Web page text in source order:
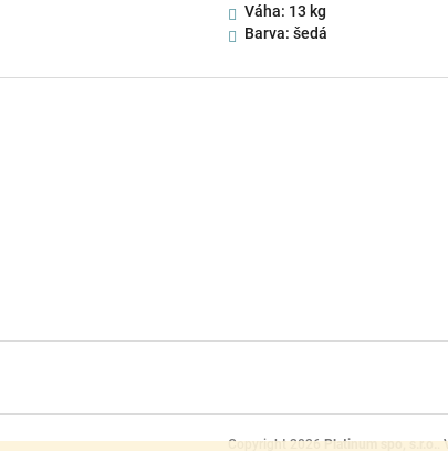
Váha: 13 kg
Barva: šedá
Copyright 2026Platinum spo, s.r.o..